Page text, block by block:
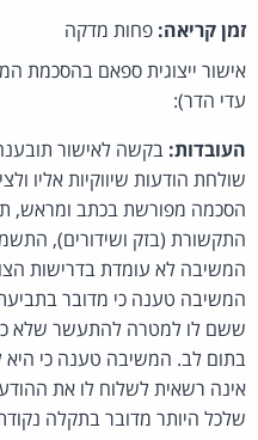
זמן קריאה: פחות מדקה
אישור ייצוגית ספאם בהסכמת
עדי הדר):
העובדות: בקשה לאישור
שולחת הודעות שיווקיות אליו
המשיבה לא עומדת בדרישות
המשיבה טענה כי מדובר
ששם לו למטרה להתעשר שלא
בתום לב. המשיבה טענה כי
אינה רשאית לשלוח לו את
שלכל היותר מדובר בתקלה